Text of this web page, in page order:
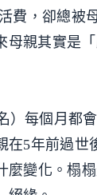
費，卻總被
親其實是
）每個月都
5年前過
變化。榻